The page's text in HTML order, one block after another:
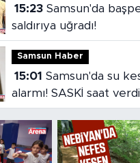
15:23Samsun'da başpehlivan
saldırıya uğradı!
Samsun Haber
15:01
alarmı! SASKİ saat verdi